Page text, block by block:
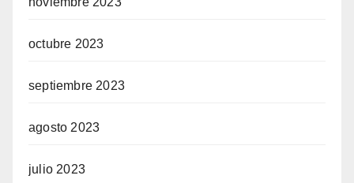
octubre 2023
septiembre 2023
agosto 2023
julio 2023